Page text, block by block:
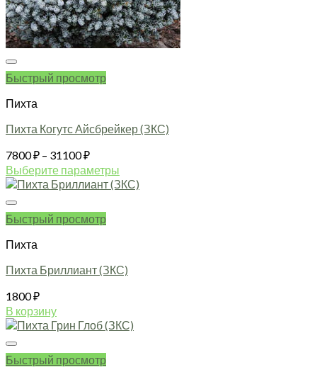
Быстрый просмотр
Пихта
Пихта Когутс Айсбрейкер (ЗКС)
7800₽ – 31100₽Диапазон
цен:
7800 ₽
31100 ₽
Выберите параметры
Этот
имеет
несколько
вариаций.
можно
на
странице
товара.
Быстрый просмотр
Пихта
Пихта Бриллиант (ЗКС)
1800₽
В корзину
Быстрый просмотр